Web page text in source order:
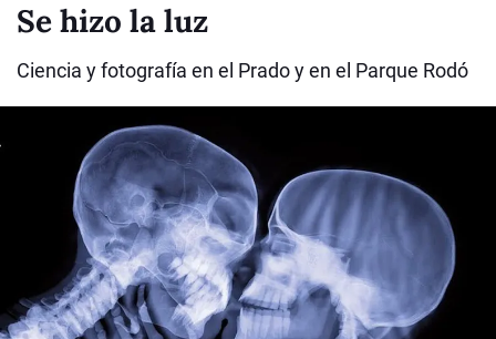
Se hizo la luz
Ciencia y fotografía en el Prado y en el Parque Rodó